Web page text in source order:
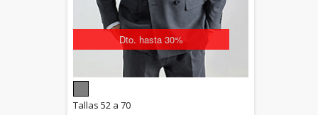
Dto. hasta 30%
Tallas 52 a 70